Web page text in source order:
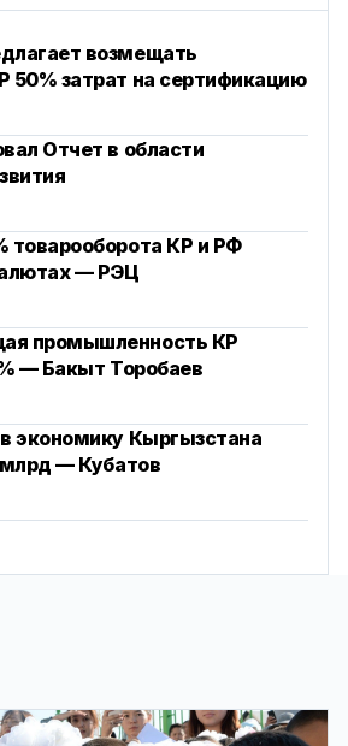
возмещать
50% затрат на сертификацию
Отчет в области
товарооборота КР и РФ
— РЭЦ
промышленность КР
— Бакыт Торобаев
экономику Кыргызстана
млрд — Кубатов